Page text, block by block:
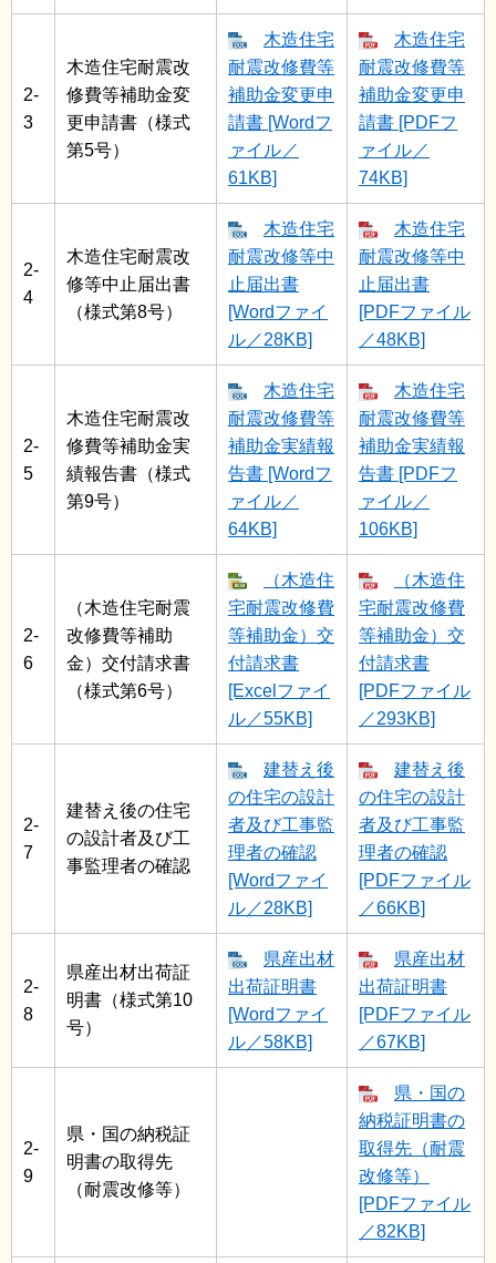
2-
3
木造住宅耐震改
修費等補助金変
更申請書（様式
第5号）
木造住宅
耐震改修費等
補助金変更申
請書 [Wordフ
ァイル／
61KB]
木造住宅
耐震改修費等
補助金変更申
請書 [PDFフ
ァイル／
74KB]
2-
4
木造住宅耐震改
修等中止届出書
（様式第8号）
木造住宅
耐震改修等中
止届出書
[Wordファイ
ル／28KB]
木造住宅
耐震改修等中
止届出書
[PDFファイル
／48KB]
2-
5
木造住宅耐震改
修費等補助金実
績報告書（様式
第9号）
木造住宅
耐震改修費等
補助金実績報
告書 [Wordフ
ァイル／
64KB]
木造住宅
耐震改修費等
補助金実績報
告書 [PDFフ
ァイル／
106KB]
2-
6
（木造住宅耐震
改修費等補助
金）交付請求書
（様式第6号）
（木造住
宅耐震改修費
等補助金）交
付請求書
[Excelファイ
ル／55KB]
（木造住
宅耐震改修費
等補助金）交
付請求書
[PDFファイル
／293KB]
2-
7
建替え後の住宅
の設計者及び工
事監理者の確認
建替え後
の住宅の設計
者及び工事監
理者の確認
[Wordファイ
ル／28KB]
建替え後
の住宅の設計
者及び工事監
理者の確認
[PDFファイル
／66KB]
2-
8
県産出材出荷証
明書（様式第10
号）
県産出材
出荷証明書
[Wordファイ
ル／58KB]
県産出材
出荷証明書
[PDFファイル
／67KB]
2-
9
県・国の納税証
明書の取得先
（耐震改修等）
県・国の
納税証明書の
取得先（耐震
改修等）
[PDFファイル
／82KB]